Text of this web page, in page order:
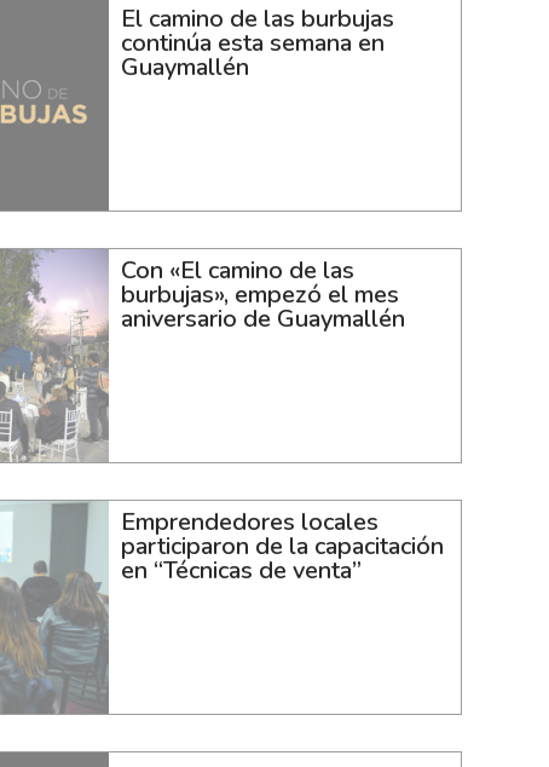
El camino de las burbujas
continúa esta semana en
Guaymallén
Con «El camino de las
burbujas», empezó el mes
aniversario de Guaymallén
Emprendedores locales
participaron de la capacitación
en “Técnicas de venta”